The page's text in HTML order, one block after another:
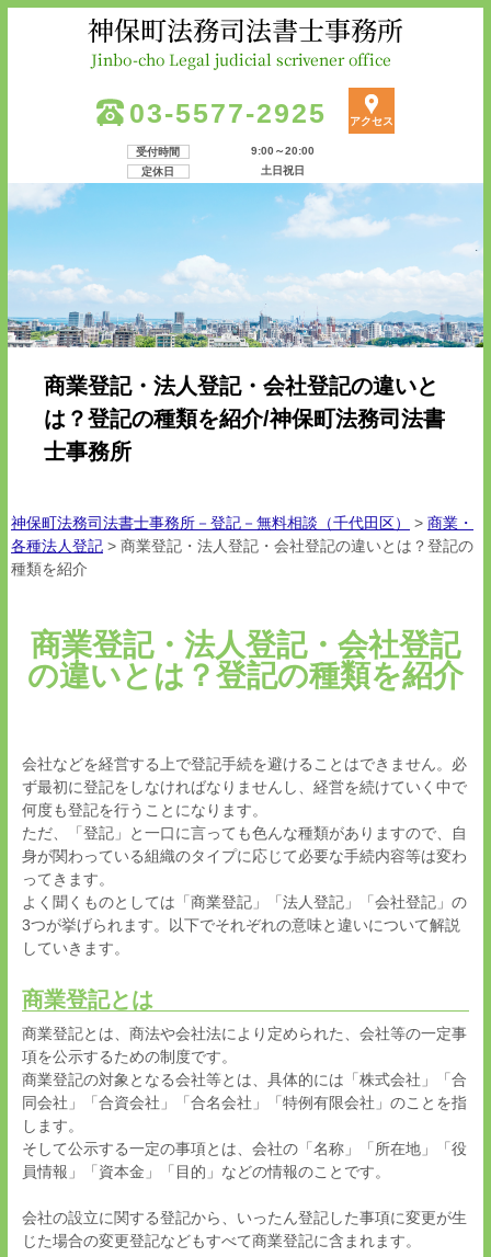
03-5577-2925 アクセス
受付時間
9:00～20:00
定休日
土日祝日
商業登記・法人登記・会社登記の違いと
は？登記の種類を紹介/神保町法務司法書
士事務所
神保町法務司法書士事務所－登記－無料相談（千代田区） > 商業・
各種法人登記 > 商業登記・法人登記・会社登記の違いとは？登記の
種類を紹介
商業登記・法人登記・会社登記
の違いとは？登記の種類を紹介
会社などを経営する上で登記手続を避けることはできません。必
ず最初に登記をしなければなりませんし、経営を続けていく中で
何度も登記を行うことになります。
ただ、「登記」と一口に言っても色んな種類がありますので、自
身が関わっている組織のタイプに応じて必要な手続内容等は変わ
ってきます。
よく聞くものとしては「商業登記」「法人登記」「会社登記」の
3つが挙げられます。以下でそれぞれの意味と違いについて解説
していきます。
商業登記とは
商業登記とは、商法や会社法により定められた、会社等の一定事
項を公示するための制度です。
商業登記の対象となる会社等とは、具体的には「株式会社」「合
同会社」「合資会社」「合名会社」「特例有限会社」のことを指
します。
そして公示する一定の事項とは、会社の「名称」「所在地」「役
員情報」「資本金」「目的」などの情報のことです。
会社の設立に関する登記から、いったん登記した事項に変更が生
じた場合の変更登記などもすべて商業登記に含まれます。